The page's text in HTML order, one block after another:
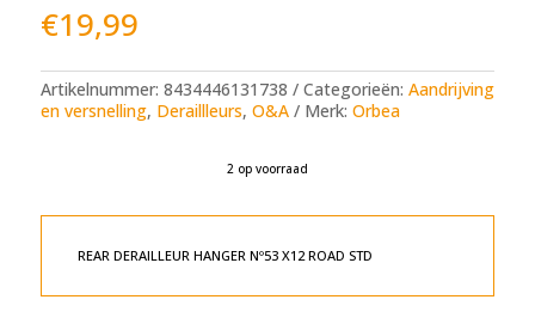
€19,99
Artikelnummer: 8434446131738 Categorieën: Aandrijving
en versnelling, Deraillleurs, O&A Merk: Orbea
2 op voorraad
e
n
REAR DERAILLEUR HANGER Nº53 X12 ROAD STD